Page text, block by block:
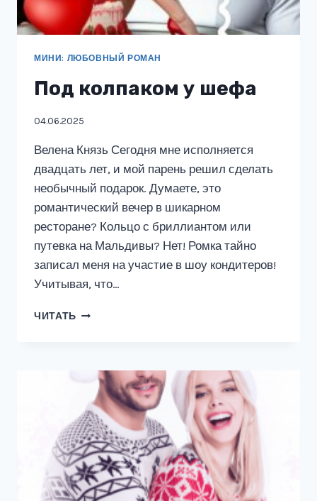
МИНИ: ЛЮБОВНЫЙ РОМАН
Под колпаком у шефа
04.06.2025
Велена Князь Сегодня мне исполняется
двадцать лет, и мой парень решил сделать
необычный подарок. Думаете, это
романтический вечер в шикарном
ресторане? Кольцо с бриллиантом или
путевка на Мальдивы? Нет! Ромка тайно
записал меня на участие в шоу кондитеров!
Учитывая, что…
ЧИТАТЬ ПОД